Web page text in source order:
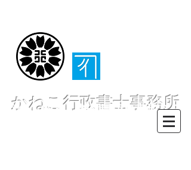
かねこ行政書士事務所
〒413-0234 静岡県伊東市池６２